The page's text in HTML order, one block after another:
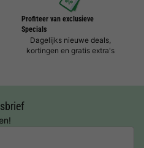
Profiteer van exclusieve
Specials
Dagelijks nieuwe deals,
kortingen en gratis extra's